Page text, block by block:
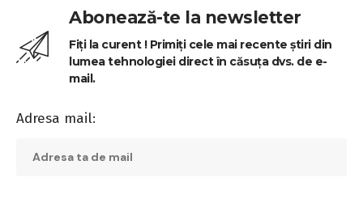
Abonează-te la newsletter
Fiți la curent ! Primiți cele mai recente știri din
lumea tehnologiei direct în căsuța dvs. de e-
mail.
Adresa mail: